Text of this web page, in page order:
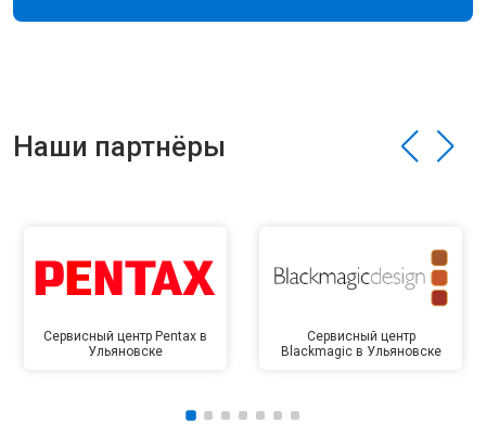
Наши партнёры
Сервисный центр Pentax в
Ульяновске
Сервисный центр
Blackmagic в Ульяновске